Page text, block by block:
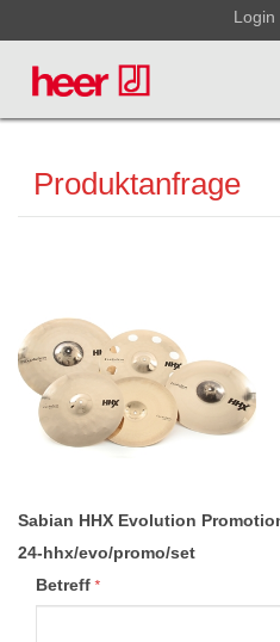
Login
Produktanfrage
Sabian HHX Evolution
24-hhx/evo/promo/set
Betreff *